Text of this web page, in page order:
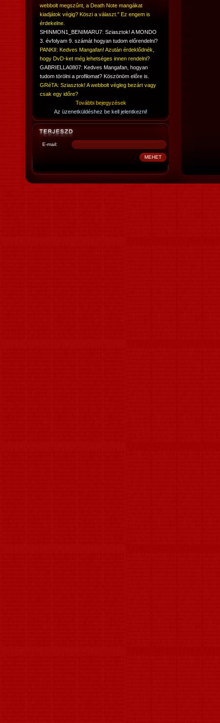
webbolt megszűnt, a Death Note mangákat
kiadjátok végig? Köszi a választ." Ez engem is
érdekelne.
SHINMON1_BENIMARU7: Sziasztok! A MONDO
3. évfolyam 9. számát hogyan tudom előrendelni?
PANKII: Kedves Mangafan! Azután érdeklődnék,
hogy DvD-ket még lehetséges innen rendelni?
GABRIELLA0807: Kedves Mangafan, hogyan
tudom törölni a profilomat? Köszönöm előre is.
GRéTA: Sziasztok! A webbolt végleg bezárt vagy
csak egy időre?
További bejegyzések
Az üzenetküldéshez be kell jelentkezni!
E-mail: